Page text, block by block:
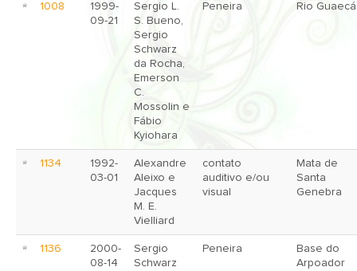
1008
1999-
09-21
Sergio L.
S. Bueno,
Sergio
Schwarz
da Rocha,
Emerson
C.
Mossolin e
Fábio
Kyiohara
Peneira Rio Guaecá
1134
1992-
03-01
Alexandre
Aleixo e
Jacques
M. E.
Vielliard
contato
auditivo e/ou
visual
Mata de
Santa
Genebra
1136
2000-
08-14
Sergio
Schwarz
Peneira
Base do
Arpoador